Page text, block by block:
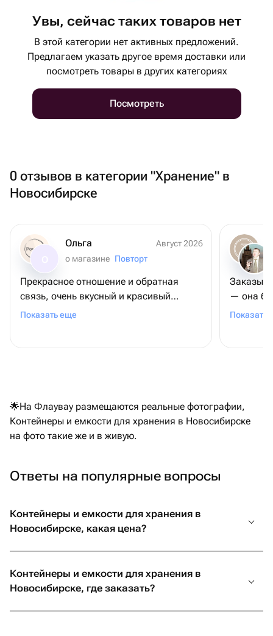
Увы, сейчас таких товаров нет
В этой категории нет активных предложений.
Предлагаем указать другое время доставки или
посмотреть товары в других категориях
Посмотреть
0 отзывов в категории "Хранение" в
Новосибирске
Ольга
Август 2026
о магазине Повторт
Прекрасное отношение и обратная
связь, очень вкусный и красивый
тортик. Однозначно буду заказывать
Показать еще
— она
очень
Показать
🌟На Флаувау размещаются реальные фотографии,
Контейнеры и емкости для хранения в Новосибирске
на фото такие же и в живую.
Ответы на популярные вопросы
Контейнеры и емкости для хранения в
Новосибирске, какая цена?
Контейнеры и емкости для хранения в
Новосибирске, где заказать?